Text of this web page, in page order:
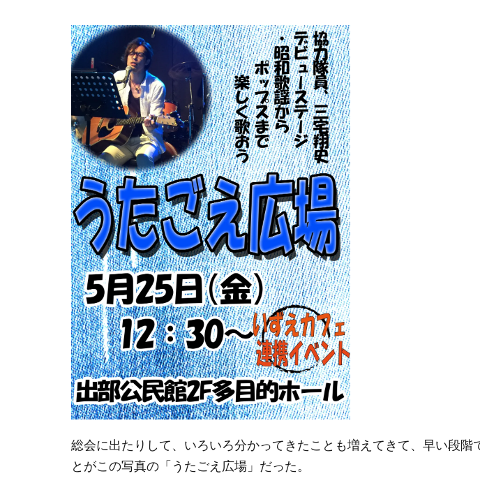
総会に出たりして、いろいろ分かってきたことも増えてきて、早い段階
とがこの写真の「うたごえ広場」だった。